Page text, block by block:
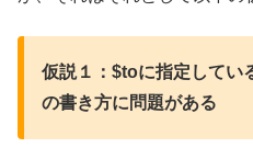
仮説１：$toに指定してい
の書き方に問題がある